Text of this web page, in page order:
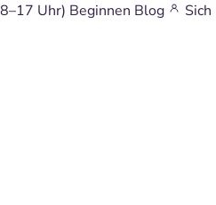
Uhr) Beginnen Blog
Sich